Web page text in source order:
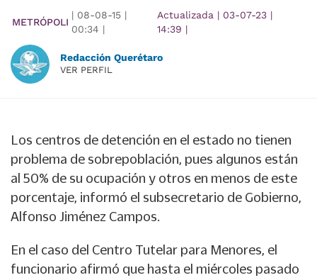
METRÓPOLI
| 08-08-15 |
00:34 |
Actualizada | 03-07-23 |
14:39 |
Redacción Querétaro
VER PERFIL
Los centros de detención en el estado no tienen
problema de sobrepoblación, pues algunos están
al 50% de su ocupación y otros en menos de este
porcentaje, informó el subsecretario de Gobierno,
Alfonso Jiménez Campos.
En el caso del Centro Tutelar para Menores, el
funcionario afirmó que hasta el miércoles pasado